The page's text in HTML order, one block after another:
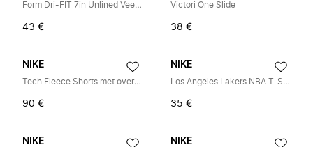
Form Dri-FIT 7in Unlined Veelzijdige Shorts
43 €
Victori One Slide
38 €
NIKE
Tech Fleece Shorts met oversized pasvorm
90 €
NIKE
Los Angeles Lakers NBA T-Shirt
35 €
NIKE NIKE